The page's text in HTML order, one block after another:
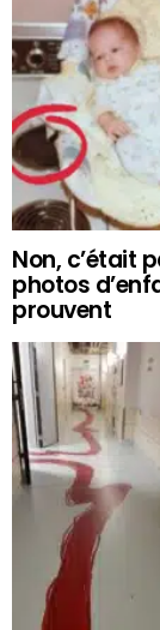
Non, c’était
photos
prouvent